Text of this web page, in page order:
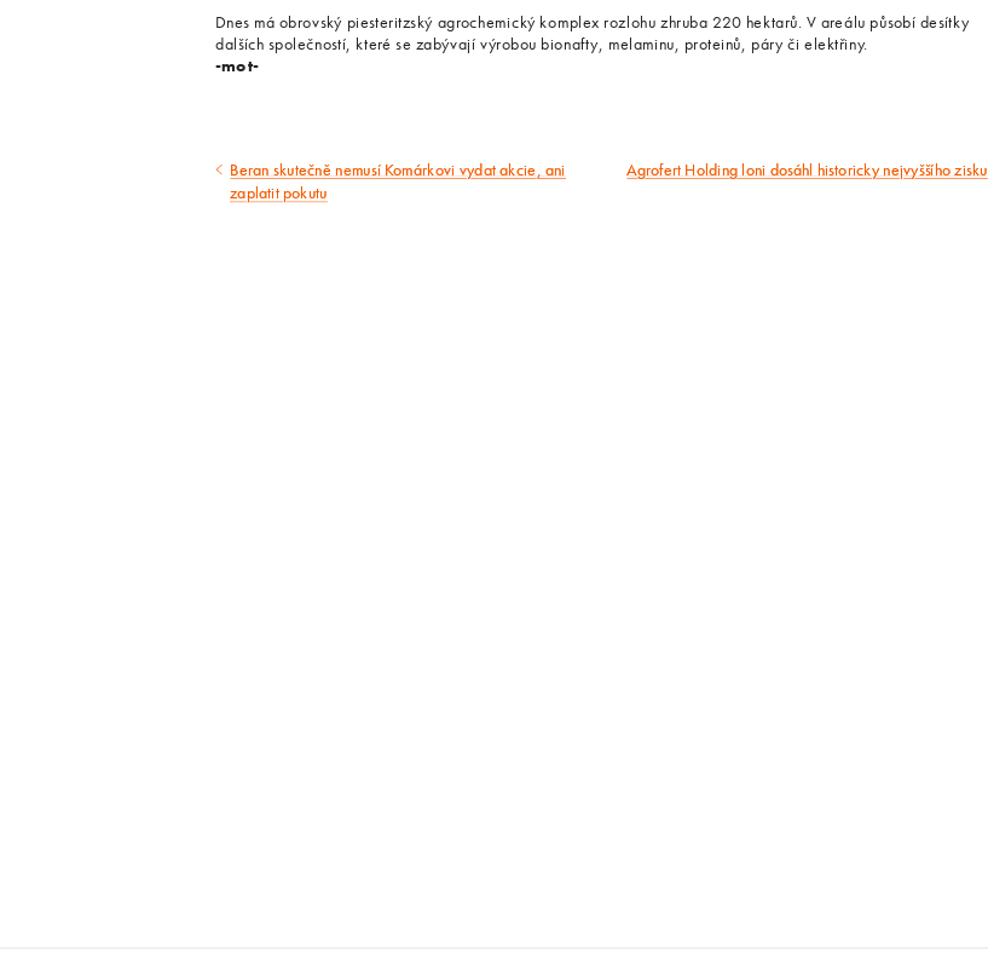
Dnes má obrovský piesteritzský agrochemický komplex rozlohu zhruba 220 hektarů. V areálu působí desítky
dalších společností, které se zabývají výrobou bionafty, melaminu, proteinů, páry či elektřiny.
-mot-
Předcházející
Beran skutečně nemusí Komárkovi vydat akcie, ani
zaplatit pokutu
Následující
Agrofert Holding loni dosáhl historicky nejvyššího zisku